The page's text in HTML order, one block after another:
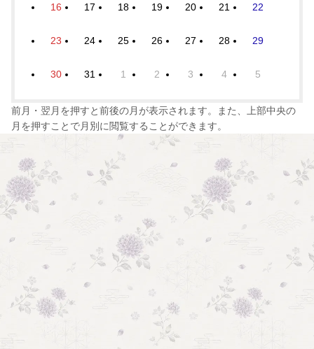
16 17 18 19 20 21 22
23 24 25 26 27 28 29
30 31 1 2 3 4 5
前月・翌月を押すと前後の月が表示されます。また、上部中央の
月を押すことで月別に閲覧することができます。